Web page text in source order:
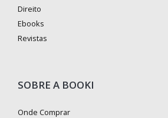
Direito
Ebooks
Revistas
SOBRE A BOOKI
Onde Comprar